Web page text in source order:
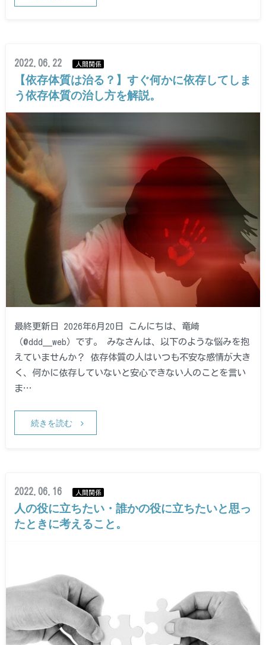
2022.06.22 人間関係
【依存体質は治る？】すぐ何かに依存してしま
う依存体質の治し方を解説。
最終更新日 2026年6月20日 こんにちは、竜崎
（@ddd__web）です。 みなさんは、以下のような悩みを抱
えていませんか？ 依存体質の人はいつも不安な感情が大き
く、何かに依存していないと安心できない人のことを言い
ま…
続きを読む
2022.06.16 人間関係
人の役に立ちたい・誰かの役に立ちたいと思っ
たときに考えること。